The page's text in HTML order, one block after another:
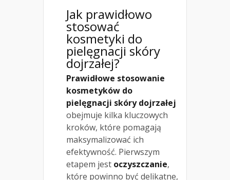
Jak prawidłowo
stosować
kosmetyki do
pielęgnacji skóry
dojrzałej?
Prawidłowe stosowanie
kosmetyków do
pielęgnacji skóry dojrzałej
obejmuje kilka kluczowych
kroków, które pomagają
maksymalizować ich
efektywność. Pierwszym
etapem jest oczyszczanie,
które powinno być delikatne,